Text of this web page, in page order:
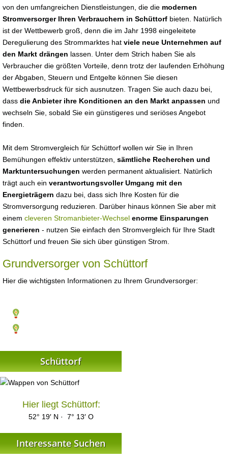
von den umfangreichen Dienstleistungen, die die modernen
Stromversorger Ihren Verbrauchern in Schüttorf bieten. Natürlich
ist der Wettbewerb groß, denn die im Jahr 1998 eingeleitete
Deregulierung des Strommarktes hat viele neue Unternehmen auf
den Markt drängen lassen. Unter dem Strich haben Sie als
Verbraucher die größten Vorteile, denn trotz der laufenden Erhöhung
der Abgaben, Steuern und Entgelte können Sie diesen
Wettbewerbsdruck für sich ausnutzen. Tragen Sie auch dazu bei,
dass die Anbieter ihre Konditionen an den Markt anpassen und
wechseln Sie, sobald Sie ein günstigeres und seriöses Angebot
finden.
Mit dem Stromvergleich für Schüttorf wollen wir Sie in Ihren
Bemühungen effektiv unterstützen, sämtliche Recherchen und
Marktuntersuchungen werden permanent aktualisiert. Natürlich
trägt auch ein verantwortungsvoller Umgang mit den
Energieträgern dazu bei, dass sich Ihre Kosten für die
Stromversorgung reduzieren. Darüber hinaus können Sie aber mit
einem cleveren Stromanbieter-Wechsel enorme Einsparungen
generieren - nutzen Sie einfach den Stromvergleich für Ihre Stadt
Schüttorf und freuen Sie sich über günstigen Strom.
Grundversorger von Schüttorf
Hier die wichtigsten Informationen zu Ihrem Grundversorger:
Schüttorf
Hier liegt Schüttorf:
52° 19′ N · 7° 13′ O
Interessante Suchen